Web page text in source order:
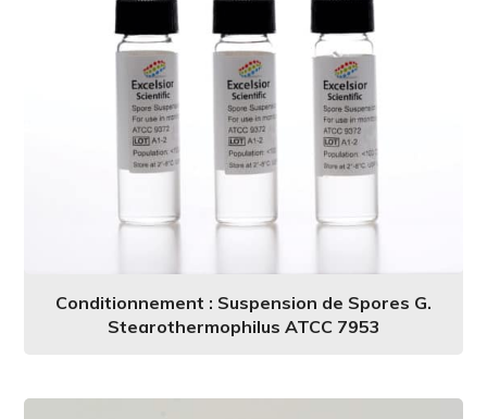
Conditionnement : Suspension de Spores G.
Stearothermophilus ATCC 7953